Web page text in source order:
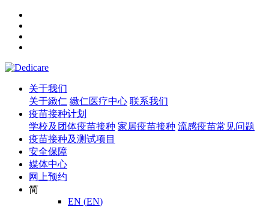
关于我们
关于緻仁 緻仁医疗中心 联系我们
疫苗接种计划
学校及团体疫苗接种 家居疫苗接种 流感疫苗常见问题
疫苗接种及测试项目
安全保障
媒体中心
网上预约
简
EN (EN)